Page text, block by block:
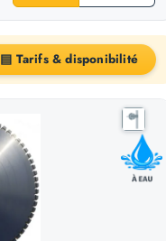
▤ Tarifs & disponibilité